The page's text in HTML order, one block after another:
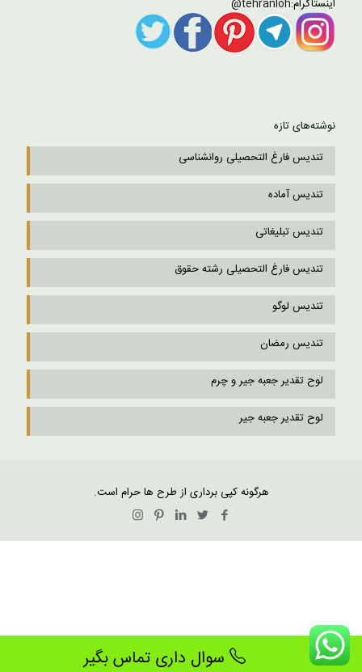
اینستاگرام:tehranloh@
نوشته‌های تازه
تندیس فارغ التحصیلی روانشناسی
تندیس آماده
تندیس تبلیغاتی
تندیس فارغ التحصیلی رشته حقوق
تندیس لوگو
تندیس رمضان
لوح تقدیر جعبه جیر و چرم
لوح تقدیر جعبه جیر
هرگونه کپی برداری از طرح ها حرام است.
سوال داری تماس بگیر